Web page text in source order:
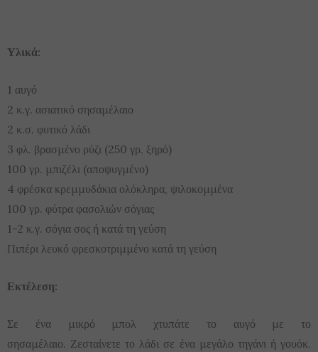
Υλικά:
1 αυγό
2 κ.γ. ασιατικό σησαμέλαιο
2 κ.σ. φυτικό λάδι
3 φλ. βρασμένο ρύζι (250 γρ. ξηρό)
100 γρ. μπιζέλι (αποψυγμένο)
4 φρέσκα κρεμμυδάκια ολόκληρα, ψιλοκομμένα
100 γρ. φύτρα φασολιών σόγιας
1-2 κ.γ. σόγια σος ή κατά τη γεύση
Πιπέρι λευκό φρεσκοτριμμένο κατά τη γεύση
Εκτέλεση:
Σε ένα μικρό μπολ χτυπάτε το αυγό με το
σησαμέλαιο. Ζεσταίνετε το λάδι σε ένα μεγάλο τηγάνι ή γουόκ.